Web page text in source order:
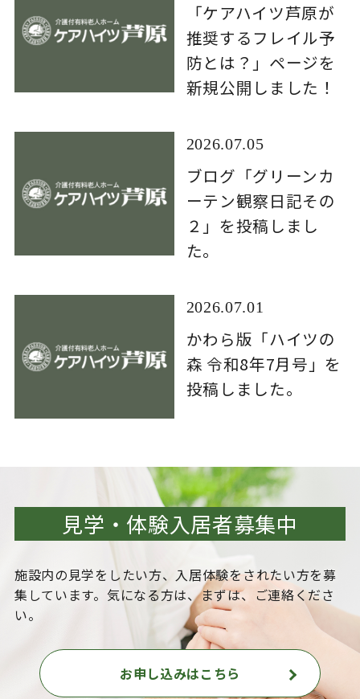
「ケアハイツ芦原が
推奨するフレイル予
防とは？」ページを
新規公開しました！
2026.07.05
ブログ「グリーンカ
ーテン観察日記その
２」を投稿しまし
た。
2026.07.01
かわら版「ハイツの
森 令和8年7月号」を
投稿しました。
見学・体験入居者募集中
施設内の見学をしたい方、入居体験をされたい方を募
集しています。気になる方は、まずは、ご連絡くださ
い。
お申し込みはこちら